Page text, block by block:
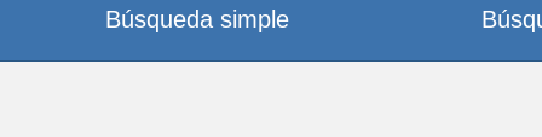
Búsqueda simple